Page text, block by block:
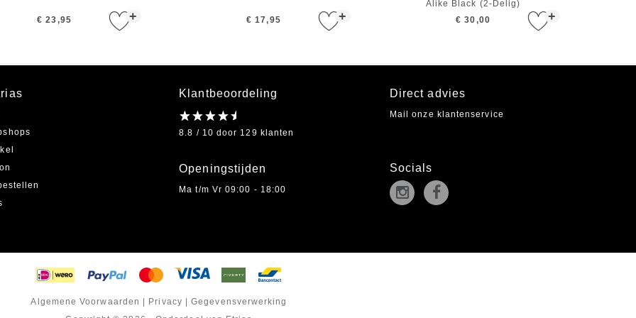
+
€ 23,95 +
€ 17,95 +
Alike Black (2-Delig)
€ 30,00
Klantbeoordeling
8.8 / 10 door 129 klanten
Openingstijden
Ma t/m Vr 09:00 - 18:00
Direct advies
Mail onze klantenservice
Socials
Algemene Voorwaarden Privacy |Gegevensverwerking